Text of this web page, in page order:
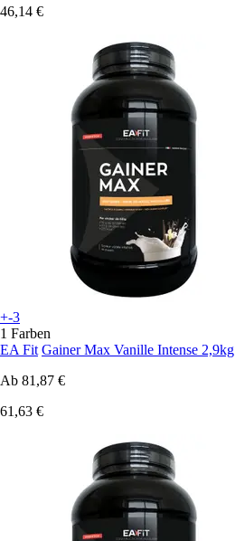
46,14 €
+-3
1 Farben
EA Fit Gainer Max Vanille Intense 2,9kg
Ab 81,87 €
61,63 €